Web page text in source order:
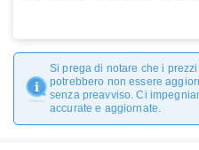
Si prega di notare che i
potrebbero non essere
senza preavviso. Ci
accurate e aggiornate.